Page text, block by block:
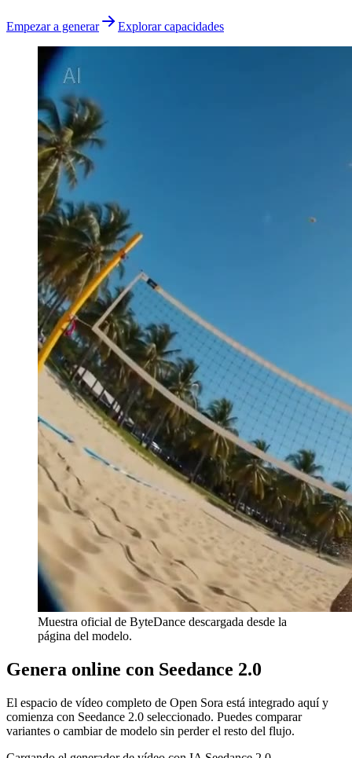
Empezar a generar Explorar capacidades
Muestra oficial de ByteDance descargada desde la
página del modelo.
Genera online con Seedance 2.0
El espacio de vídeo completo de Open Sora está integrado aquí y
comienza con Seedance 2.0 seleccionado. Puedes comparar
variantes o cambiar de modelo sin perder el resto del flujo.